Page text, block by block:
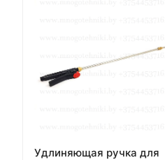
Удлиняющая ручка для